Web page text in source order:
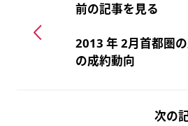
前の記事を見る
2013 年 2月首都圏
の成約動向
次の